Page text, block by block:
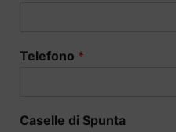
Telefono *
Caselle di Spunta